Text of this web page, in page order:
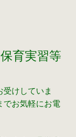
育実習等
けしていま
でお気軽にお電